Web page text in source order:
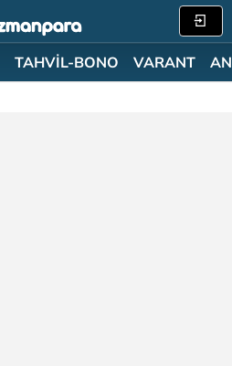
TAHVİL-BONO VARANT